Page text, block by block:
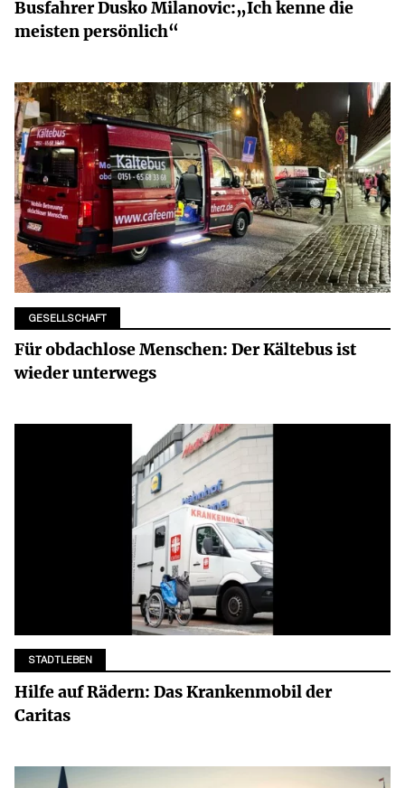
Busfahrer Dusko Milanovic:„Ich kenne die
meisten persönlich“
GESELLSCHAFT
Für obdachlose Menschen: Der Kältebus ist
wieder unterwegs
STADTLEBEN
Hilfe auf Rädern: Das Krankenmobil der
Caritas